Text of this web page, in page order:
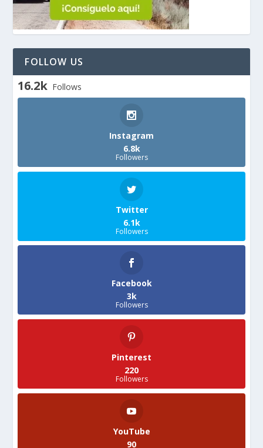
FOLLOW US
16.2k Follows
Instagram
6.8k
Followers
Twitter
6.1k
Followers
Facebook
3k
Followers
Pinterest
220
Followers
YouTube
90